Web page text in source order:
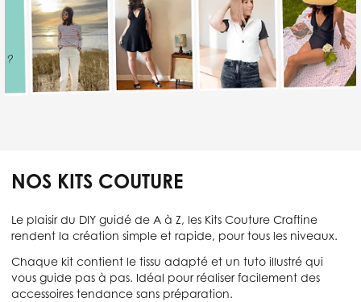
NOS KITS COUTURE
Le plaisir du DIY guidé de A à Z, les Kits Couture Craftine
rendent la création simple et rapide, pour tous les niveaux.
Chaque kit contient le tissu adapté et un tuto illustré qui
vous guide pas à pas. Idéal pour réaliser facilement des
accessoires tendance sans préparation.